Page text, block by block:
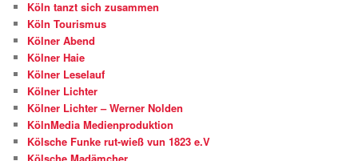
Köln tanzt sich zusammen
Köln Tourismus
Kölner Abend
Kölner Haie
Kölner Leselauf
Kölner Lichter
Kölner Lichter – Werner Nolden
KölnMedia Medienproduktion
Kölsche Funke rut-wieß vun 1823 e.V
Kölsche Madämcher